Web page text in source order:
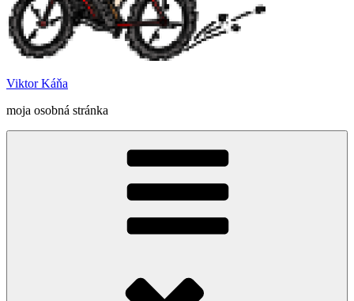
Viktor Káňa
moja osobná stránka